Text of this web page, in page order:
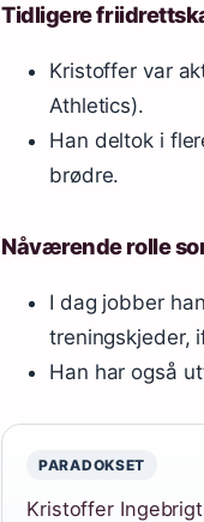
Tidligere
Kristoffer var
Athletics).
Han deltok i
brødre.
Nåværende rolle
I dag jobber
treningskjeder,
Han har også
PARADOKSET
Kristoffer